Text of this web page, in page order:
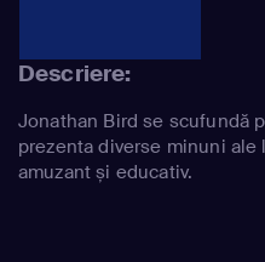
Descriere:
Jonathan Bird se scufundă
prezenta diverse minuni
amuzant și educativ.